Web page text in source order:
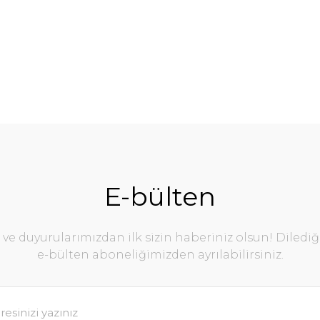
E-bülten
ve duyurularımızdan ilk sizin haberiniz olsun!
e-bülten aboneliğimizden ayrılabilirsiniz.